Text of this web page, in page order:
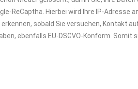
ReCaptha. Hierbei wird Ihre IP-Adresse
sobald Sie versuchen, Kontakt
ebenfalls EU-DSGVO-Konform. Somit